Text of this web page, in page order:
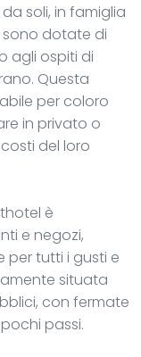
soli, in famiglia
sono dotate di
agli ospiti di
Questa
per coloro
in privato o
del loro
è
e negozi,
tutti i gusti e
situata
con fermate
passi.